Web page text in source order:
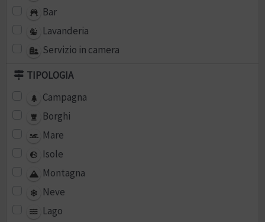
Bar
Lavanderia
Servizio in camera
TIPOLOGIA
Campagna
Borghi
Mare
Isole
Montagna
Neve
Lago